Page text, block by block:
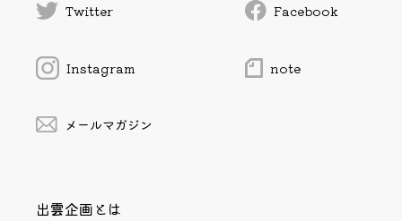
Twitter Facebook
Instagram note
メールマガジン
出雲企画とは